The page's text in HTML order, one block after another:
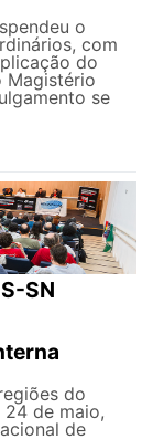
o
com
do
Magistério
se
SN
do
de maio,
de